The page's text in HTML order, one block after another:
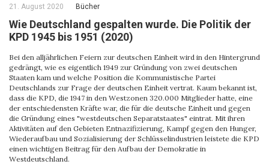
21. August 2020 Bücher
Wie Deutschland gespalten wurde. Die Politik der
KPD 1945 bis 1951 (2020)
Bei den alljährlichen Feiern zur deutschen Einheit wird in den Hintergrund
gedrängt, wie es eigentlich 1949 zur Gründung von zwei deutschen
Staaten kam und welche Position die Kommunistische Partei
Deutschlands zur Frage der deutschen Einheit vertrat. Kaum bekannt ist,
dass die KPD, die 1947 in den Westzonen 320.000 Mitglieder hatte, eine
der entschiedensten Kräfte war, die für die deutsche Einheit und gegen
die Gründung eines "westdeutschen Separatstaates" eintrat. Mit ihren
Aktivitäten auf den Gebieten Entnazifizierung, Kampf gegen den Hunger,
Wiederaufbau und Sozialisierung der Schlüsselindustrien leistete die KPD
einen wichtigen Beitrag für den Aufbau der Demokratie in
Westdeutschland.